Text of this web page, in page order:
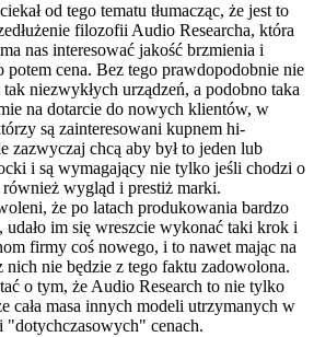
od tego tematu tłumacząc, że jest to
filozofii Audio Researcha, która
nas interesować jakość brzmienia i
potem cena. Bez tego prawdopodobnie nie
niezwykłych urządzeń, a podobno taka
na dotarcie do nowych klientów, w
są zainteresowani kupnem hi-
zazwyczaj chcą aby był to jeden lub
i są wymagający nie tylko jeśli chodzi o
wygląd i prestiż marki.
że po latach produkowania bardzo
udało im się wreszcie wykonać taki krok i
firmy coś nowego, i to nawet mając na
nich nie będzie z tego faktu zadowolona.
o tym, że Audio Research to nie tylko
cała masa innych modeli utrzymanych w
"dotychczasowych" cenach.